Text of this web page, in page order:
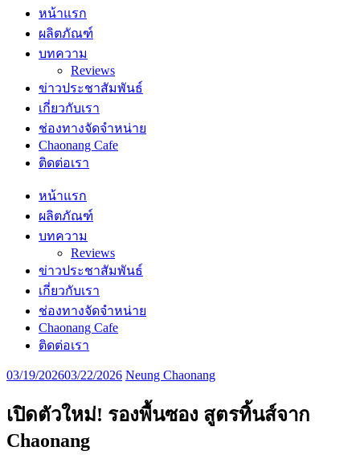
หน้าแรก
ผลิตภัณฑ์
บทความ
Reviews
ข่าวประชาสัมพันธ์
เกี่ยวกับเรา
ช่องทางจัดจำหน่าย
Chaonang Cafe
ติดต่อเรา
หน้าแรก
ผลิตภัณฑ์
บทความ
Reviews
ข่าวประชาสัมพันธ์
เกี่ยวกับเรา
ช่องทางจัดจำหน่าย
Chaonang Cafe
ติดต่อเรา
03/19/202603/22/2026 Neung Chaonang
เปิดตัวใหม่! รองพื้นซอง สูตรทิ้นส์จาก
Chaonang